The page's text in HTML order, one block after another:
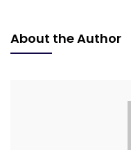
About the Author